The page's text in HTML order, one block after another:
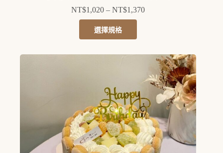
NT$1,020 – NT$1,370價
NT$1,020
NT$1,370
選擇規格
此
產
種
款
式。
可
在
產